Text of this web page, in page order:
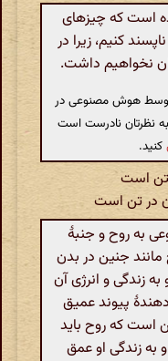
است که چیزهای
کنیم، زیرا در
نخواهیم داشت.
توسط هوش مصنوعی در
به نظرتان نادرست است
کنید.
است
در تن است
به روح و جنبهٔ
مانند جنین در بدن
زندگی و انرژی آن
پیوند عمیق
است که روح باید
به زندگی او عمق